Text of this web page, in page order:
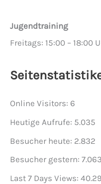
Jugendtraining
Freitags: 15:00 – 18:00
Online Visitors: 6
Heutige Aufrufe: 5.035
Besucher heute: 2.832
Besucher gestern: 7.063
Last 7 Days Views: